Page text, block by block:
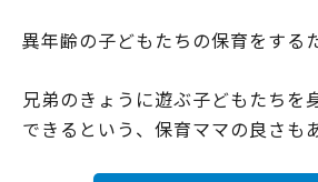
異年齢の子どもたちの保育をするた
兄弟のきょうに遊ぶ子どもたちを
できるという、保育ママの良さも